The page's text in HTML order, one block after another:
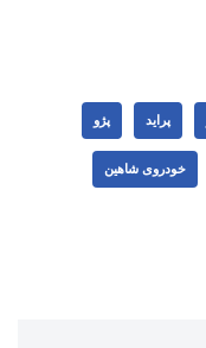
پراید پژو
خودروی شاهین